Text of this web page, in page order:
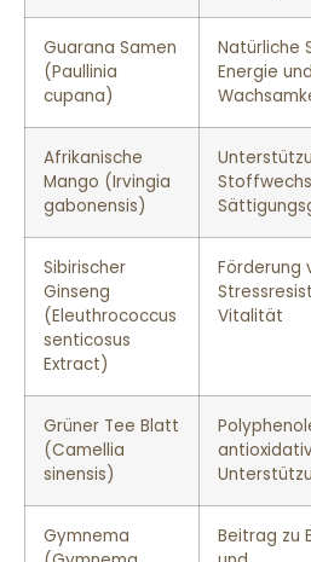
Guarana Samen
(Paullinia
cupana)
Natürliche
Energie und
Afrikanische
Mango (Irvingia
gabonensis)
Sibirischer
Ginseng
(Eleuthrococcus
senticosus
Extract)
Förderung
Vitalität
Grüner Tee Blatt
(Camellia
sinensis)
Gymnema
Beitrag zu